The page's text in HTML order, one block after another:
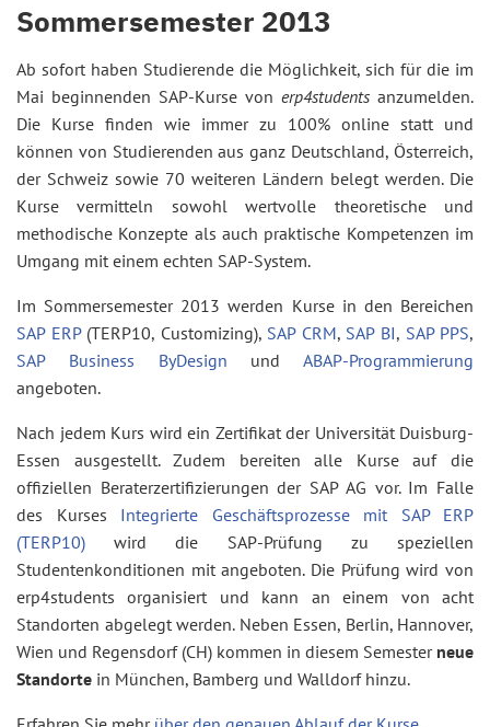
Sommersemester 2013
Ab sofort haben Studierende die Möglichkeit, sich für die im
Mai beginnenden SAP-Kurse von erp4students anzumelden.
Die Kurse finden wie immer zu 100% online statt und
können von Studierenden aus ganz Deutschland, Österreich,
der Schweiz sowie 70 weiteren Ländern belegt werden. Die
Kurse vermitteln sowohl wertvolle theoretische und
methodische Konzepte als auch praktische Kompetenzen im
Umgang mit einem echten SAP-System.
Im Sommersemester 2013 werden Kurse in den Bereichen
SAP ERP (TERP10, Customizing), SAP CRM, SAP BI, SAP PPS,
SAP Business ByDesign und ABAP-Programmierung
angeboten.
Nach jedem Kurs wird ein Zertifikat der Universität Duisburg-
Essen ausgestellt. Zudem bereiten alle Kurse auf die
offiziellen Beraterzertifizierungen der SAP AG vor. Im Falle
des Kurses Integrierte Geschäftsprozesse mit SAP ERP
(TERP10) wird die SAP-Prüfung zu speziellen
Studentenkonditionen mit angeboten. Die Prüfung wird von
erp4students organisiert und kann an einem von acht
Standorten abgelegt werden. Neben Essen, Berlin, Hannover,
Wien und Regensdorf (CH) kommen in diesem Semester neue
Standorte in München, Bamberg und Walldorf hinzu.